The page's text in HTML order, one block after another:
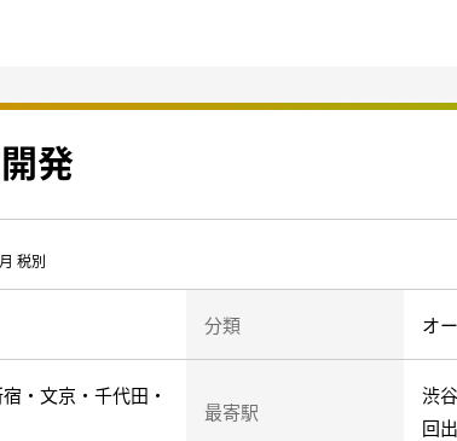
発
税別
分類 オ
・文京・千代田・
最寄駅
渋
回